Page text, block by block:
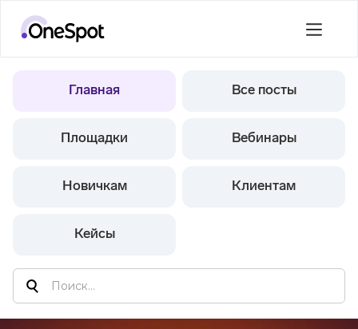
Главная Все посты
Площадки Вебинары
Новичкам Клиентам
Кейсы